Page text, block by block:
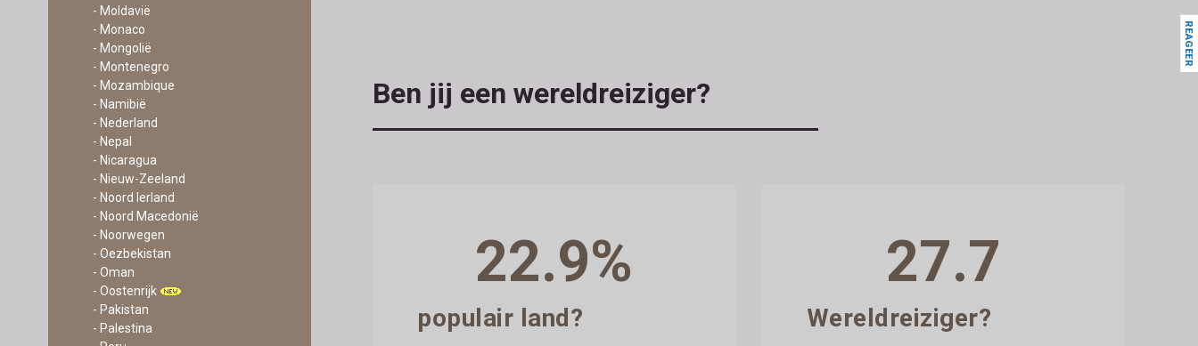
- Moldavië
- Monaco
- Mongolië
- Montenegro
- Mozambique
- Namibië
- Nederland
- Nepal
- Nicaragua
- Nieuw-Zeeland
- Noord Ierland
- Noord Macedonië
- Noorwegen
- Oezbekistan
- Oman
- Oostenrijk
- Pakistan
- Palestina
Ben jij een wereldreiziger?
22.9%
populair land?
27.7
Wereldreiziger?
REAGEER